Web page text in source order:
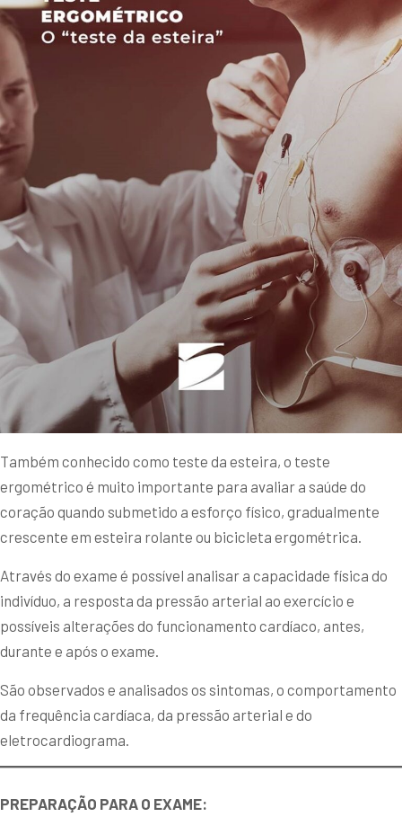
Também conhecido como teste da esteira, o teste
ergométrico é muito importante para avaliar a saúde do
coração quando submetido a esforço físico, gradualmente
crescente em esteira rolante ou bicicleta ergométrica.
Através do exame é possível analisar a capacidade física do
indivíduo, a resposta da pressão arterial ao exercício e
possíveis alterações do funcionamento cardíaco, antes,
durante e após o exame.
São observados e analisados os sintomas, o comportamento
da frequência cardíaca, da pressão arterial e do
eletrocardiograma.
PREPARAÇÃO PARA O EXAME: